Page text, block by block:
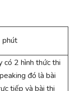
phút
có 2 hình thức thi
đó là bài
tiếp và bài thi